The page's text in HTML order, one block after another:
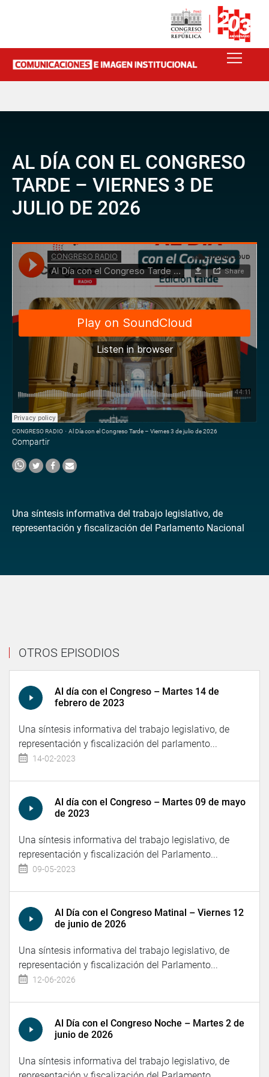
AL DÍA CON EL CONGRESO
TARDE – VIERNES 3 DE
JULIO DE 2026
CONGRESO RADIO · Al Día con el Congreso Tarde – Viernes 3 de julio de 2026
Compartir
Una síntesis informativa del trabajo legislativo, de
representación y fiscalización del Parlamento Nacional
OTROS EPISODIOS
Al día con el Congreso – Martes 14 de
febrero de 2023
Una síntesis informativa del trabajo legislativo, de
representación y fiscalización del parlamento...
14-02-2023
Al día con el Congreso – Martes 09 de mayo
de 2023
Una síntesis informativa del trabajo legislativo, de
representación y fiscalización del Parlamento...
09-05-2023
Al Día con el Congreso Matinal – Viernes 12
de junio de 2026
Una síntesis informativa del trabajo legislativo, de
representación y fiscalización del Parlamento...
12-06-2026
Al Día con el Congreso Noche – Martes 2 de
junio de 2026
Una síntesis informativa del trabajo legislativo, de